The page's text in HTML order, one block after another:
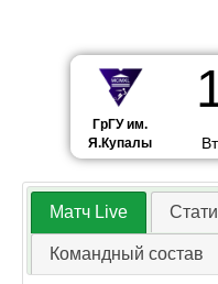
ГрГУ им.
Я.Купалы
Матч Live
Командный состав